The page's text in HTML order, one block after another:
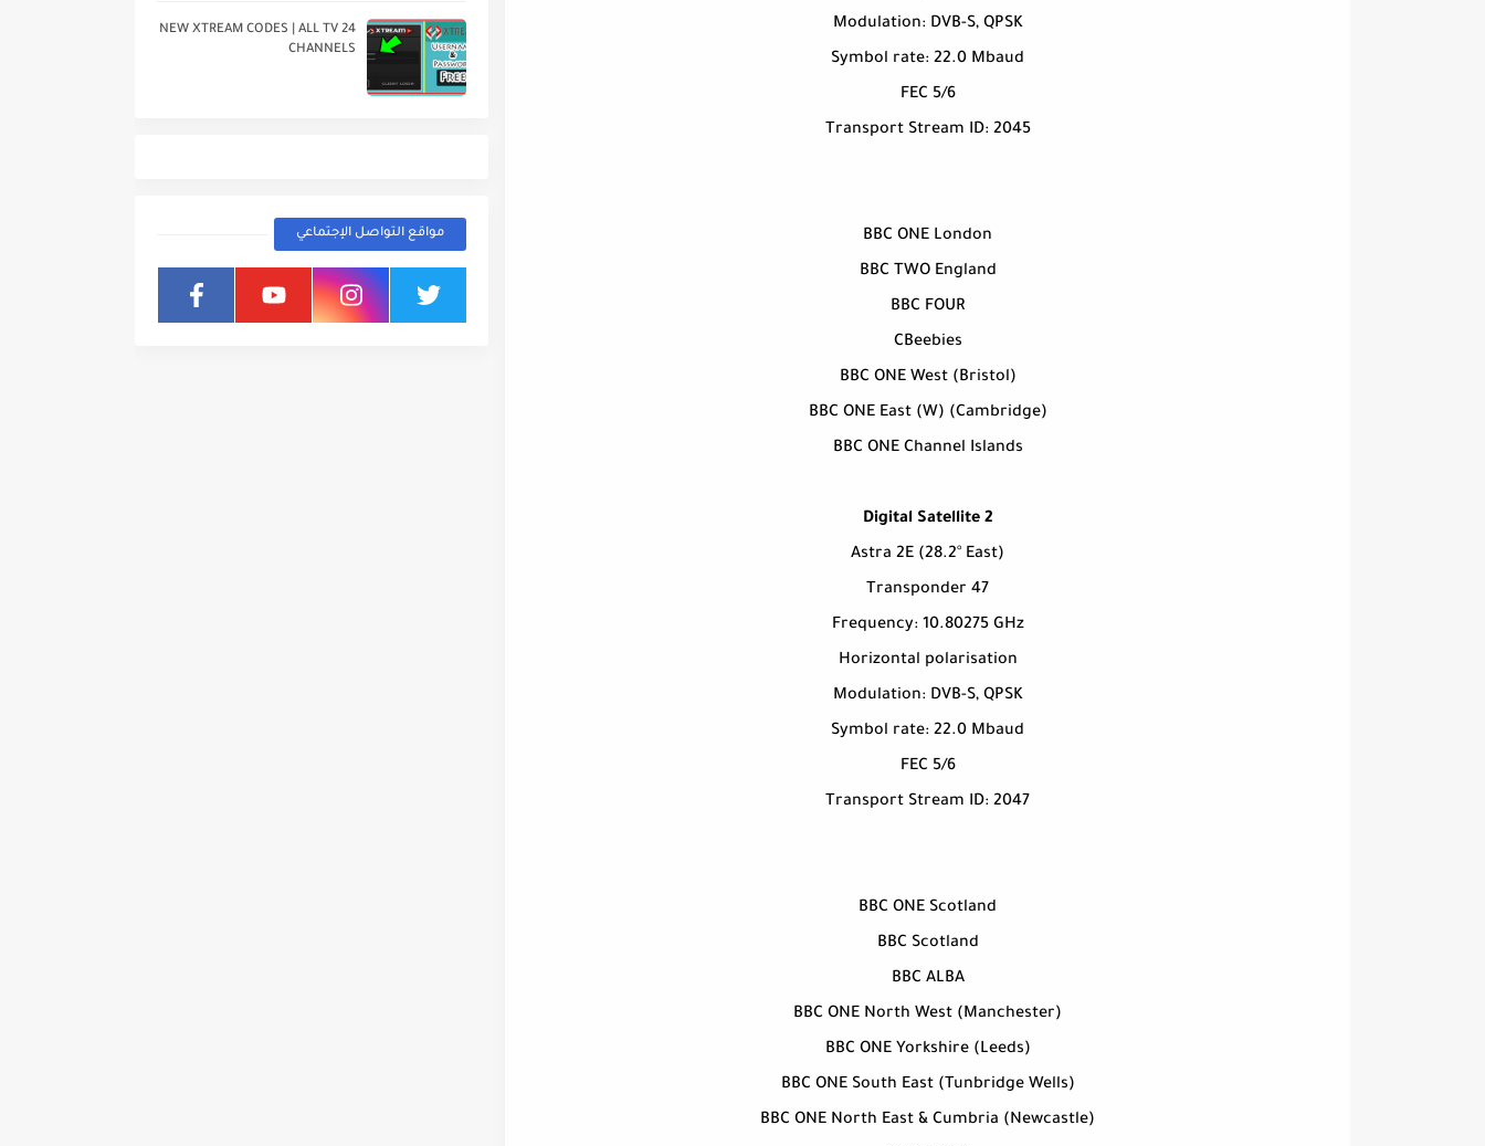
Modulation: DVB-S, QPSK
Symbol rate: 22.0 Mbaud
FEC 5/6
Transport Stream ID: 2045
BBC ONE London
BBC TWO England
BBC FOUR
CBeebies
BBC ONE West (Bristol)
BBC ONE East (W) (Cambridge)
BBC ONE Channel Islands
Digital Satellite 2
Astra 2E (28.2° East)
Transponder 47
Frequency: 10.80275 GHz
Horizontal polarisation
Modulation: DVB-S, QPSK
Symbol rate: 22.0 Mbaud
FEC 5/6
Transport Stream ID: 2047
BBC ONE Scotland
BBC Scotland
BBC ALBA
BBC ONE North West (Manchester)
BBC ONE Yorkshire (Leeds)
BBC ONE South East (Tunbridge Wells)
BBC ONE North East & Cumbria (Newcastle)
24 NEW XTREAM CODES | ALL TV
CHANNELS
مواقع التواصل الإجتماعي